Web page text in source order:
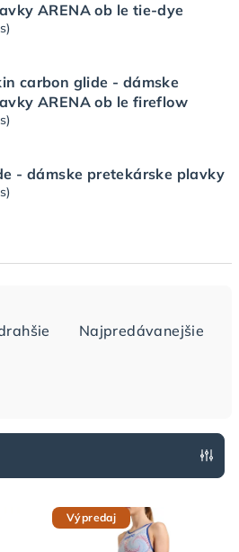
ARENA ob le tie-dye
carbon glide - dámske
ARENA ob le fireflow
- dámske pretekárske plavky
Najpredávanejšie
Výpredaj